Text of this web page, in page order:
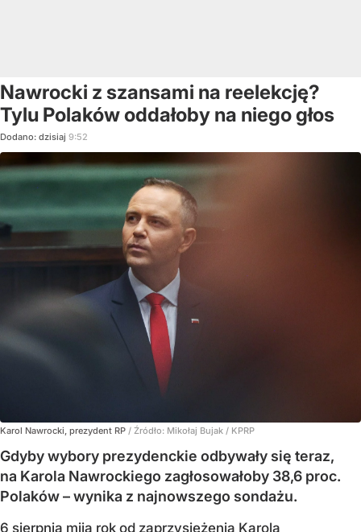
Nawrocki z szansami na reelekcję?
Tylu Polaków oddałoby na niego głos
Dodano: dzisiaj 9:52
Karol Nawrocki, prezydent RP / Źródło: Mikołaj Bujak / KPRP
Gdyby wybory prezydenckie odbywały się teraz,
na Karola Nawrockiego zagłosowałoby 38,6 proc.
Polaków – wynika z najnowszego sondażu.
6 sierpnia mija rok od zaprzysiężenia Karola